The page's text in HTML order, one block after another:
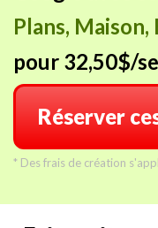
Plans, Maison,
pour 32,50$/
Réserver
* Des frais de création